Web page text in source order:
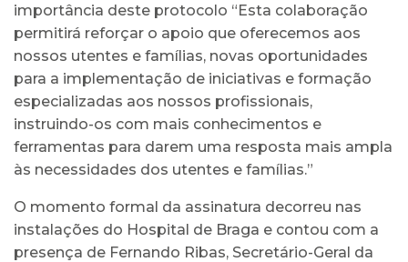
importância deste protocolo “Esta colaboração
permitirá reforçar o apoio que oferecemos aos
nossos utentes e famílias, novas oportunidades
para a implementação de iniciativas e formação
especializadas aos nossos profissionais,
instruindo-os com mais conhecimentos e
ferramentas para darem uma resposta mais ampla
às necessidades dos utentes e famílias.”
O momento formal da assinatura decorreu nas
instalações do Hospital de Braga e contou com a
presença de Fernando Ribas, Secretário-Geral da